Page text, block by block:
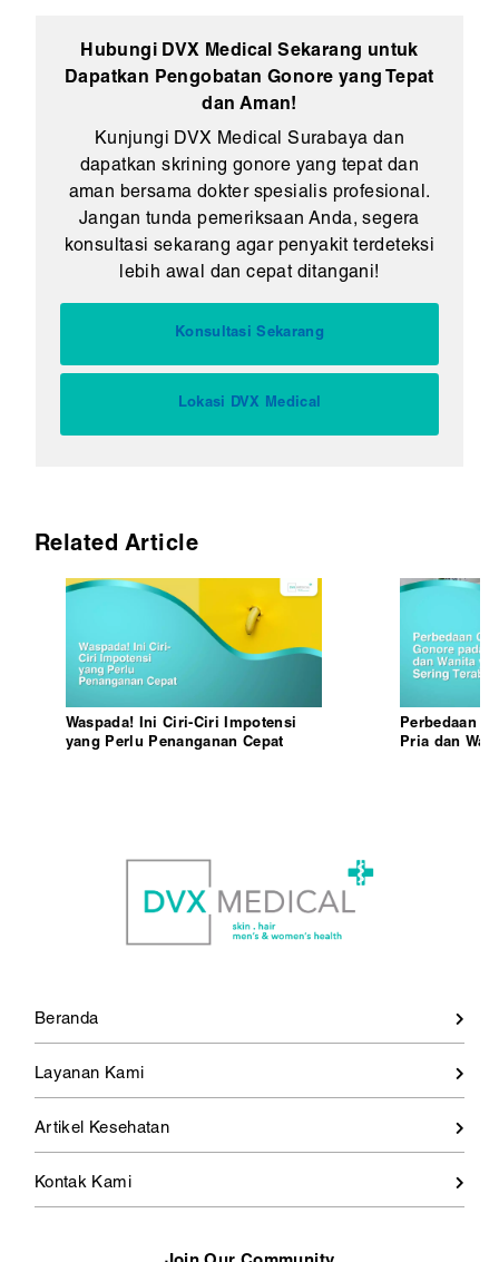
Hubungi DVX Medical Sekarang untuk
Dapatkan Pengobatan Gonore yang Tepat
dan Aman!
Kunjungi DVX Medical Surabaya dan
dapatkan skrining gonore yang tepat dan
aman bersama dokter spesialis profesional.
Jangan tunda pemeriksaan Anda, segera
konsultasi sekarang agar penyakit terdeteksi
lebih awal dan cepat ditangani!
Konsultasi Sekarang
Lokasi DVX Medical
Related Article
Waspada! Ini Ciri-Ciri Impotensi
yang Perlu Penanganan Cepat
Perbedaan
Pria dan
Beranda
Layanan Kami
Artikel Kesehatan
Kontak Kami